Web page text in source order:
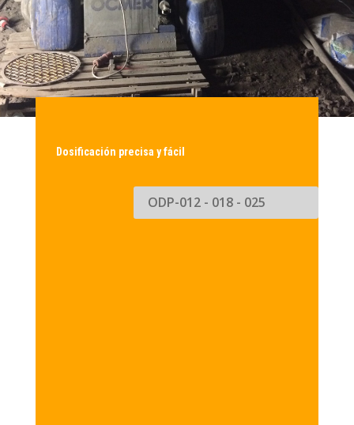
Dosificación precisa y fácil
ODP-012 - 018 - 025